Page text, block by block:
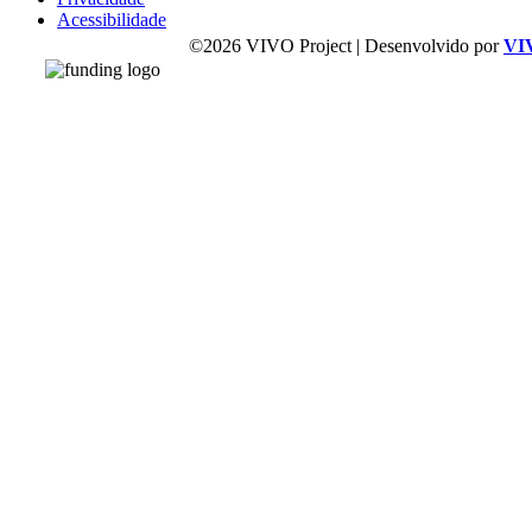
Acessibilidade
©2026 VIVO Project | Desenvolvido por